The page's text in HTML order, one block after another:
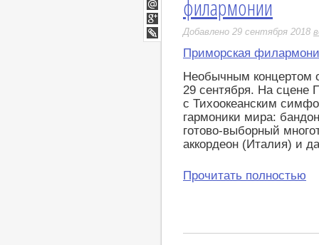
филармонии
Добавлено 29 сентября 2018
Приморская
Необычным концертом
29 сентября. На сцене
с Тихоокеанским
гармоники мира:
готово-выборный
аккордеон (Италия) и
Прочитать полностью
Мой
Мир
Google+
LiveJournal